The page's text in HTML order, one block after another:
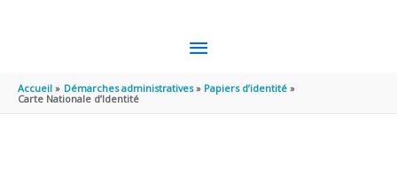
MENU
PRINCIPAL
Accueil Démarches administratives
Papiers d’identité
Carte Nationale d’Identité